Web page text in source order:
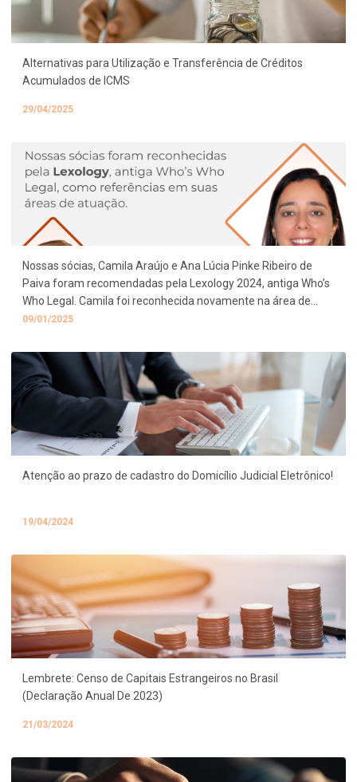
Alternativas para Utilização e Transferência de Créditos
Acumulados de ICMS
29/04/2025
Nossas sócias, Camila Araújo e Ana Lúcia Pinke Ribeiro de
Paiva foram recomendadas pela Lexology 2024, antiga Who’s
Who Legal. Camila foi reconhecida novamente na área de
Energy, enquanto Ana Lúcia aparece pela primeira vez no
avalia mais de 35 áreas em mais de 160 […]
09/01/2025
Atenção ao prazo de cadastro do Domicílio Judicial Eletrônico!
19/04/2024
Lembrete: Censo de Capitais Estrangeiros no Brasil
(Declaração Anual De 2023)
21/03/2024